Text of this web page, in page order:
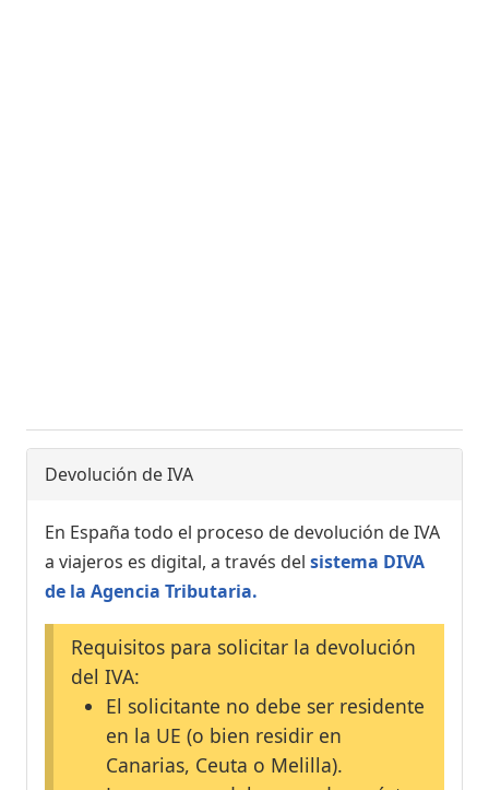
Devolución de IVA
En España todo el proceso de devolución de IVA
a viajeros es digital, a través del sistema DIVA
de la Agencia Tributaria.
Requisitos para solicitar la devolución
del IVA:
El solicitante no debe ser residente
en la UE (o bien residir en
Canarias, Ceuta o Melilla).